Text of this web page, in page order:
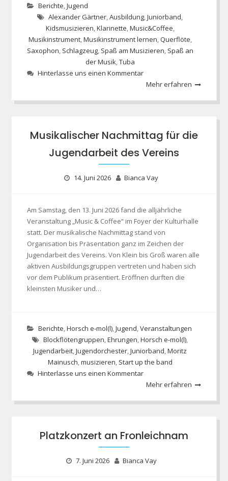
Berichte,Jugend
Alexander Gärtner,Ausbildung,Juniorband,
Kidsmusizieren,Klarinette,Music&Coffee,
Musikinstrument,Musikinstrument lernen,Querflöte,
Saxophon, Schlagzeug, Spaß am Musizieren, Spaß an
der Musik,Tuba
Hinterlasse uns einen Kommentar
Mehr erfahren
Musikalischer Nachmittag für die
Jugendarbeit des Vereins
14. Juni 2026 Bianca Vay
Am Samstag, den 13. Juni 2026 fand die alljährliche
Veranstaltung „Music & Coffee“ im Foyer der Kulturhalle
statt. Der musikalische Nachmittag stand von
Organisation bis Präsentation ganz im Zeichen der
Jugendarbeit des Vereins. Von Klein bis Groß waren alle
aktiven Ausbildungsgruppen vertreten und haben sich
vor dem Publikum präsentiert. Eröffnen durften die
kleinsten Musiker und…
Berichte,Horsch e-mol(l),Jugend,Veranstaltungen
Blockflötengruppen,Ehrungen,Horsch e-mol(l),
Jugendarbeit,Jugendorchester,Juniorband,Moritz
Mainusch,musizieren, Start up the band
Hinterlasse uns einen Kommentar
Mehr erfahren
Platzkonzert an Fronleichnam
7. Juni 2026 Bianca Vay